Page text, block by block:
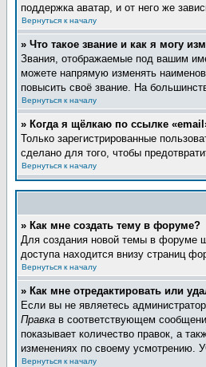
поддержка аватар, и от него же
Вернуться к началу
» Что такое звание и как я могу
Звания, отображаемые под вашим
можете напрямую изменять
повысить своё звание. На
Вернуться к началу
» Когда я щёлкаю по ссылке
Только зарегистрированные
сделано для того, чтобы
Вернуться к началу
» Как мне создать тему в форуме?
Для создания новой темы в форуме
доступа находится внизу страниц
Вернуться к началу
» Как мне отредактировать или
Если вы не являетесь
Правка в соответствующем
показывает количество правок, а
изменениях по своему усмотрению.
Вернуться к началу